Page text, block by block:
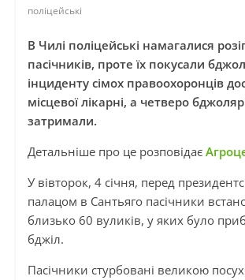
поліцейські
В Чилі поліцейські намагалися
пасічників, проте їх покусали
інциденту сімох правоохоронців
місцевої лікарні, а четверо
затримали.
Детальніше про це розповідає
У вівторок, 4 січня, перед
палацом в Сантьяго пасічники
близько 60 вуликів, у яких було
бджіл.
Пасічники стурбовані великою